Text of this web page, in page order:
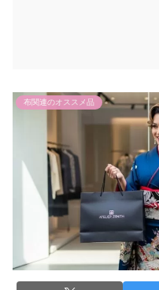
布関連のオススメ品